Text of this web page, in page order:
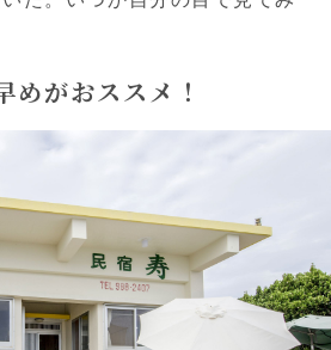
めがおススメ！